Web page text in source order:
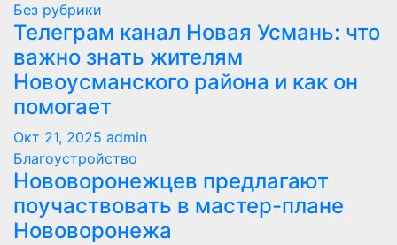
Без рубрики
Телеграм канал Новая Усмань: что
важно знать жителям
Новоусманского района и как он
помогает
Окт 21, 2025 admin
Благоустройство
Нововоронежцев предлагают
поучаствовать в мастер-плане
Нововоронежа